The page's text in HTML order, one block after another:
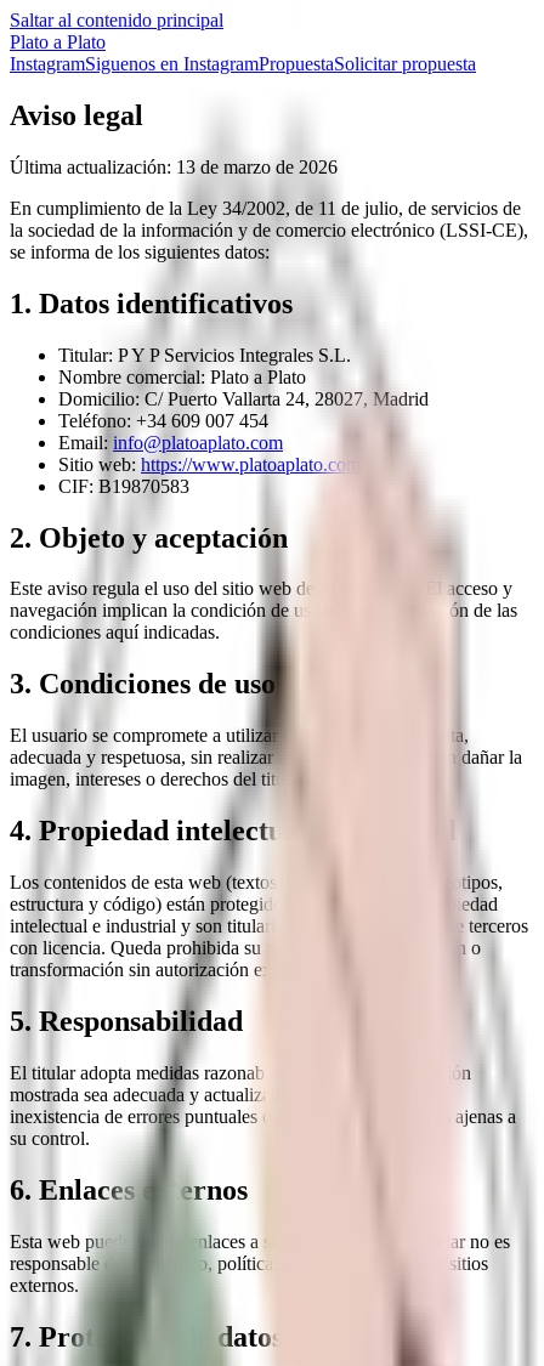
Saltar al contenido principal
Plato a Plato
InstagramSiguenos en InstagramPropuestaSolicitar propuesta
Aviso legal
Última actualización: 13 de marzo de 2026
En cumplimiento de la Ley 34/2002, de 11 de julio, de servicios de
la sociedad de la información y de comercio electrónico (LSSI-CE),
se informa de los siguientes datos:
1. Datos identificativos
Titular: P Y P Servicios Integrales S.L.
Nombre comercial: Plato a Plato
Domicilio: C/ Puerto Vallarta 24, 28027, Madrid
Teléfono: +34 609 007 454
Email: info@platoaplato.com
Sitio web: https://www.platoaplato.com
CIF: B19870583
2. Objeto y aceptación
Este aviso regula el uso del sitio web de
. El acceso y
navegación implican la condición de usuario y la aceptación de las
condiciones aquí indicadas.
3. Condiciones de uso
El usuario se compromete a utilizar esta web de forma lícita,
adecuada y respetuosa, sin realizar actividades que puedan dañar la
imagen, intereses o derechos del titular o de terceros.
4. Propiedad intelectual e industrial
Los contenidos de esta web (textos, imágenes, diseño, logotipos,
estructura y código) están protegidos por derechos de propiedad
intelectual e industrial y son titularidad del responsable o de terceros
con licencia. Queda prohibida su reproducción, distribución o
transformación sin autorización expresa.
5. Responsabilidad
El titular adopta medidas razonables para que la información
mostrada sea adecuada y actualizada, pero no garantiza la
inexistencia de errores puntuales o interrupciones técnicas ajenas a
su control.
6. Enlaces externos
Esta web puede incluir enlaces a sitios de terceros. El titular no es
responsable del contenido, políticas o prácticas de dichos sitios
externos.
7. Protección de datos